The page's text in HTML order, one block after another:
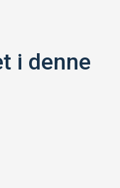
i denne